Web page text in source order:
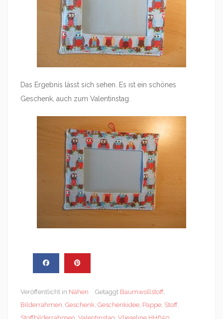
Das Ergebnis lässt sich sehen. Es ist ein schönes
Geschenk, auch zum Valentinstag.
Veröffentlicht in Nähen Getaggt Baumwollstoff,
Bilderrahmen, Geschenk, Geschenkidee, Pappe, Stoff,